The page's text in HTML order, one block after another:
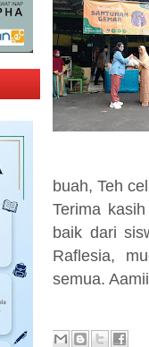
buah, Teh
Terima
baik dari
Raflesia,
semua.